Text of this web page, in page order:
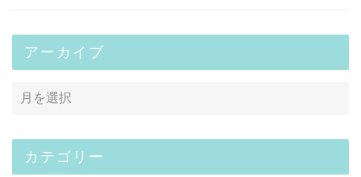
アーカイブ
カテゴリー